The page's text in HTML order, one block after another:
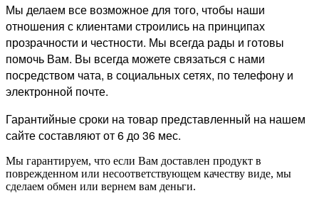
Мы делаем все возможное для того, чтобы наши
отношения с клиентами строились на принципах
прозрачности и честности. Мы всегда рады и готовы
помочь Вам. Вы всегда можете связаться с нами
посредством чата, в социальных сетях, по телефону и
электронной почте.
Гарантийные сроки на товар представленный на нашем
сайте составляют от 6 до 36 мес.
Мы гарантируем, что если Вам доставлен продукт в
поврежденном или несоответствующем качеству виде, мы
сделаем обмен или вернем вам деньги.